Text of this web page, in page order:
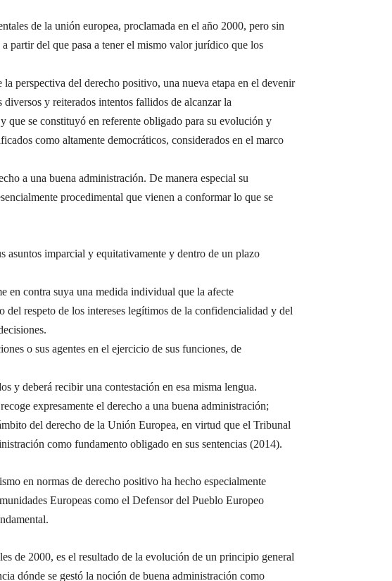
de la unión europea, proclamada en el año 2000, pero sin
partir del que pasa a tener el mismo valor jurídico que los
perspectiva del derecho positivo, una nueva etapa en el devenir
y reiterados intentos fallidos de alcanzar la
que se constituyó en referente obligado para su evolución y
como altamente democráticos, considerados en el marco
a una buena administración. De manera especial su
procedimental que vienen a conformar lo que se
asuntos imparcial y equitativamente y dentro de un plazo
en contra suya una medida individual que la afecte
del respeto de los intereses legítimos de la confidencialidad y del
o sus agentes en el ejercicio de sus funciones, de
y deberá recibir una contestación en esa misma lengua.
expresamente el derecho a una buena administración;
del derecho de la Unión Europea, en virtud que el Tribunal
como fundamento obligado en sus sentencias (2014).
en normas de derecho positivo ha hecho especialmente
Europeas como el Defensor del Pueblo Europeo
de 2000, es el resultado de la evolución de un principio general
dónde se gestó la noción de buena administración como